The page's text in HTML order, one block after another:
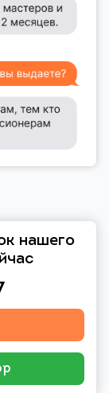
нашего